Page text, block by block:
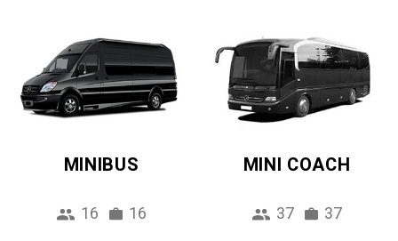
MINIBUS
16 16
MINI COACH
37 37